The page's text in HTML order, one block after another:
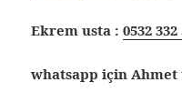
Ekrem usta :0532 332
whatsapp için Ahmet